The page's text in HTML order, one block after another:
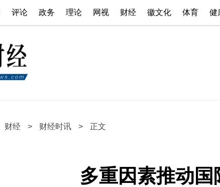
评论 政务 理论 网视 财经 徽文化 体育 健
财经 > 财经时讯 > 正文
多重因素推动